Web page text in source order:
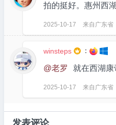
拍的挺好。惠州西
2025-10-17 来自广东省
winsteps  ：
@老罗 就在西湖
2025-10-17 来自广东省
发表评论